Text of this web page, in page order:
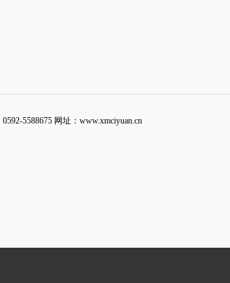
0592-5588675 网址： www.xmciyuan.cn